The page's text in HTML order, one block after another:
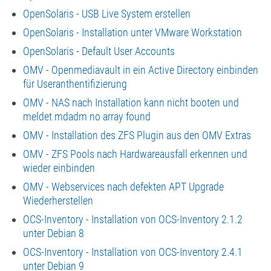
OpenSolaris - USB Live System erstellen
OpenSolaris - Installation unter VMware Workstation
OpenSolaris - Default User Accounts
OMV - Openmediavault in ein Active Directory einbinden
für Useranthentifizierung
OMV - NAS nach Installation kann nicht booten und
meldet mdadm no array found
OMV - Installation des ZFS Plugin aus den OMV Extras
OMV - ZFS Pools nach Hardwareausfall erkennen und
wieder einbinden
OMV - Webservices nach defekten APT Upgrade
Wiederherstellen
OCS-Inventory - Installation von OCS-Inventory 2.1.2
unter Debian 8
OCS-Inventory - Installation von OCS-Inventory 2.4.1
unter Debian 9